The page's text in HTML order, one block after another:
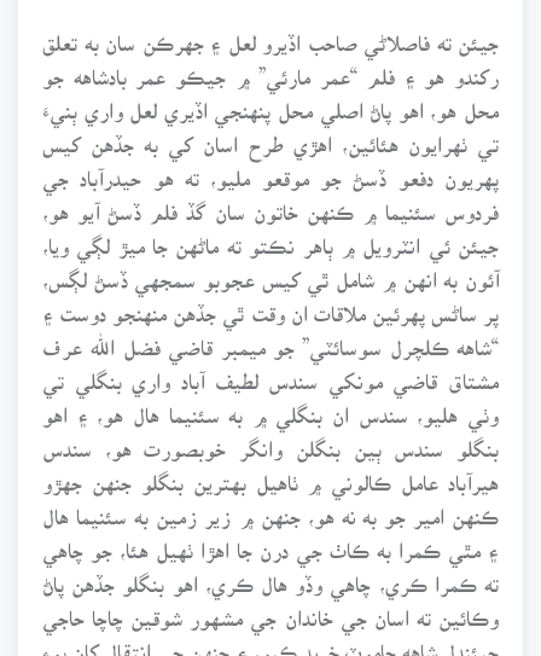
جيئن ته فاصلاڻي صاحب اڏيرو لعل ۽ جهرڪن سان به تعلق
رکندو هو ۽ فلم “عمر مارئي” ۾ جيڪو عمر بادشاهه جو
محل هو، اهو پاڻ اصلي محل پنهنجي اڏيري لعل واري ٻنيءَ
تي ٺهرايون هئائين، اهڙي طرح اسان کي به جڏهن کيس
پهريون دفعو ڏسڻ جو موقعو مليو، ته هو حيدرآباد جي
فردوس سئنيما ۾ ڪنهن خاتون سان گڏ فلم ڏسڻ آيو هو،
جيئن ئي انٽرويل ۾ ٻاهر نڪتو ته ماڻهن جا ميڙ لڳي ويا،
آئون به انهن ۾ شامل ٿي کيس عجوبو سمجهي ڏسڻ لڳس،
پر ساڻس پهرئين ملاقات ان وقت ٿي جڏهن منهنجو دوست ۽
“شاهه ڪلچرل سوسائٽي” جو ميمبر قاضي فضل الله عرف
مشتاق قاضي مونکي سندس لطيف آباد واري بنگلي تي
وٺي هليو، سندس ان بنگلي ۾ به سئنيما هال هو، ۽ اهو
بنگلو سندس ٻين بنگلن وانگر خوبصورت هو، سندس
هيرآباد عامل ڪالوني ۾ ٺاهيل بهترين بنگلو جنهن جهڙو
ڪنهن امير جو به نه هو، جنهن ۾ زير زمين به سئنيما هال
۽ مٿي ڪمرا به ڪاٺ جي درن جا اهڙا ٺهيل هئا، جو چاهي
ته ڪمرا ڪري، چاهي وڏو هال ڪري، اهو بنگلو جڏهن پاڻ
وڪائين ته اسان جي خاندان جي مشهور شوقين چاچا حاجي
جيئندل شاهه ڄاموٽ خريد ڪيو، ۽ جنهن جي انتقال کان پوءِ